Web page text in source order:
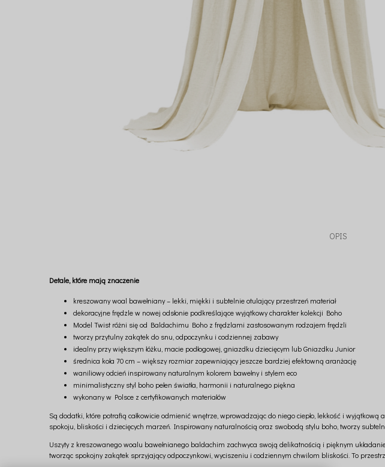
OPIS
Detale, które mają znaczenie
kreszowany woal bawełniany – lekki, miękki i subtelnie otulający przestrzeń materiał
dekoracyjne frędzle w nowej odsłonie podkreślające wyjątkowy charakter kolekcji Boho
Model Twist różni się od Baldachimu Boho z frędzlami zastosowanym rodzajem frędzli
tworzy przytulny zakątek do snu, odpoczynku i codziennej zabawy
idealny przy większym łóżku, macie podłogowej, gniazdku dziecięcym lub Gniazdku Junior
średnica koła 70 cm – większy rozmiar zapewniający jeszcze bardziej efektowną aranżację
waniliowy odcień inspirowany naturalnym kolorem bawełny i stylem eco
minimalistyczny styl boho pełen światła, harmonii i naturalnego piękna
wykonany w Polsce z certyfikowanych materiałów
Są dodatki, które potrafią całkowicie odmienić wnętrze, wprowadzając do niego ciepło, lekkość i
spokoju, bliskości i dziecięcych marzeń. Inspirowany naturalnością oraz swobodą stylu boho, tworzy
Uszyty z kreszowanego woalu bawełnianego baldachim zachwyca swoją delikatnością i pięknym
tworząc spokojny zakątek sprzyjający odpoczynkowi, wyciszeniu i codziennym chwilom bliskości. To